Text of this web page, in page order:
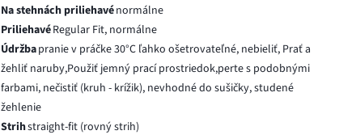
Na stehnách priliehavénormálne
PriliehavéRegular Fit, normálne
Údržbapranie v práčke 30°C ľahko ošetrovateľné, nebieliť, Prať a
žehliť naruby,Použiť jemný prací prostriedok,perte s podobnými
farbami, nečistiť (kruh - krížik), nevhodné do sušičky, studené
žehlenie
Strihstraight-fit (rovný strih)